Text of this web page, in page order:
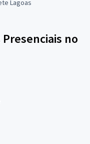
Lagoas
no